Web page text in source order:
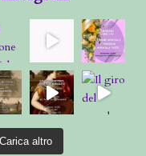
Carica altro